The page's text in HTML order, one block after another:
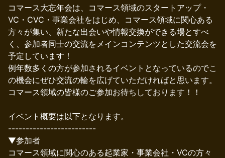
コマース大忘年会は、コマース領域のスタートアップ・
VC・CVC・事業会社をはじめ、コマース領域に関心ある
方々が集い、新たな出会いや情報交換ができる場とすべ
く、参加者同士の交流をメインコンテンツとした交流会を
予定しています！
例年数多くの方が参加されるイベントとなっているのでこ
の機会にぜひ交流の輪を広げていただければと思います。
コマース領域の皆様のご参加お待ちしております！！
イベント概要は以下となります。
-------------------------
▼参加者
コマース領域に関心のある起業家・事業会社・VCの方々